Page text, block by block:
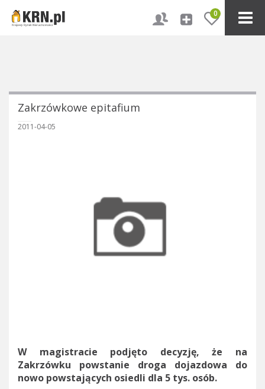
0
Zakrzówkowe epitafium
2011-04-05
W magistracie podjęto decyzję, że na
Zakrzówku powstanie droga dojazdowa do
nowo powstających osiedli dla 5 tys. osób.